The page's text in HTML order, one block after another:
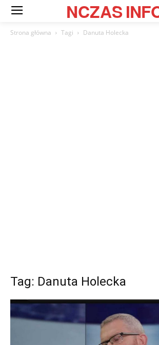
NCZAS
Strona główna Tagi Danuta Holecka
Tag: Danuta Holecka